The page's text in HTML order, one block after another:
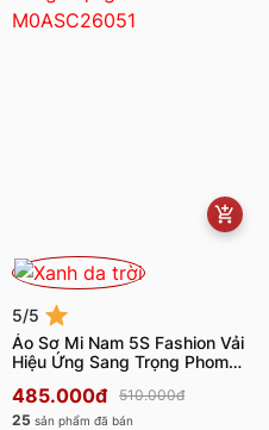
5/5
Áo Sơ Mi Nam 5S Fashion Vải
Hiệu Ứng Sang Trọng Phom
485.000đ
510.000đ
25 sản phẩm đã bán